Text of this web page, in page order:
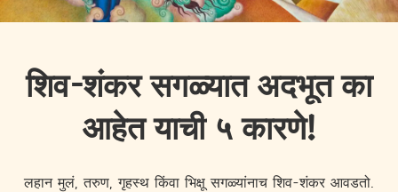
शिव-शंकर सगळ्यात अदभूत का
आहेत याची ५ कारणे!
लहान मुलं, तरुण, गृहस्थ किंवा भिक्षू सगळ्यांनाच शिव-शंकर आवडतो.